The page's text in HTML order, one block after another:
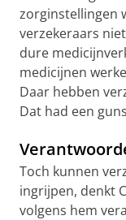
zorginstellingen
verzekeraars
dure
medicijnen
Daar hebben
Dat had een
Toch kunnen
ingrijpen, denkt
volgens hem